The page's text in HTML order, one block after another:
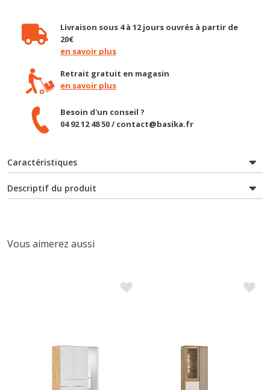
en savoir plus
Retrait gratuit en magasin
en savoir plus
Besoin d'un conseil ?
Caractéristiques
Descriptif du produit